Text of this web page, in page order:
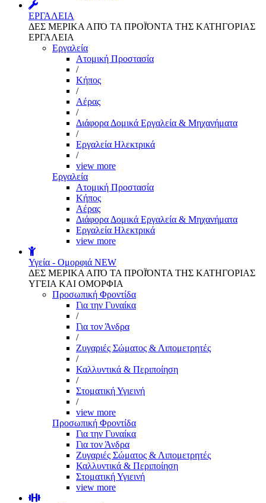
ΕΡΓΑΛΕΙΑ
ΔΕΣ ΜΕΡΙΚΑ ΑΠΌ ΤΑ ΠΡΟΪΌΝΤΑ ΤΗΣ ΚΑΤΗΓΟΡΙΑΣ
ΕΡΓΑΛΕΙΑ
Εργαλεία
Aτομική Προστασία
/
Kήπος
/
Αέρας
/
Διάφορα Δομικά Εργαλεία & Μηχανήματα
/
Εργαλεία Ηλεκτρικά
/
view more
Εργαλεία
Aτομική Προστασία
Kήπος
Αέρας
Διάφορα Δομικά Εργαλεία & Μηχανήματα
Εργαλεία Ηλεκτρικά
view more
Υγεία - Ομορφιά NEW
ΔΕΣ ΜΕΡΙΚΑ ΑΠΌ ΤΑ ΠΡΟΪΌΝΤΑ ΤΗΣ ΚΑΤΗΓΟΡΙΑΣ
ΥΓΕΙΑ ΚΑΙ ΟΜΟΡΦΙΑ
Προσωπική Φροντίδα
Για την Γυναίκα
/
Για τον Άνδρα
/
Ζυγαριές Σώματος & Λιπομετρητές
/
Καλλυντικά & Περιποίηση
/
Στοματική Υγιεινή
/
view more
Προσωπική Φροντίδα
Για την Γυναίκα
Για τον Άνδρα
Ζυγαριές Σώματος & Λιπομετρητές
Καλλυντικά & Περιποίηση
Στοματική Υγιεινή
view more